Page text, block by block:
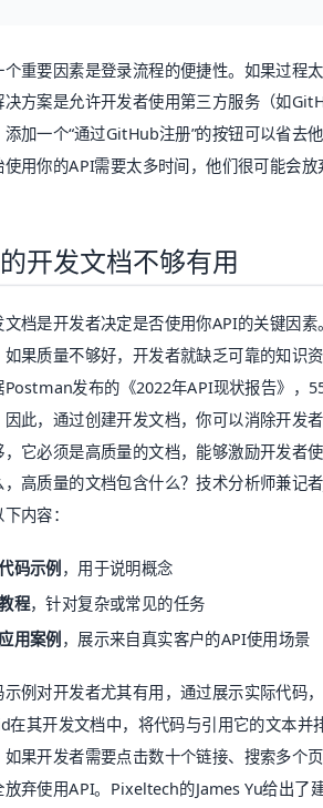
个重要因素是登录流程的便捷性。如果过程
决方案是允许开发者使用第三方服务（如
添加一个“通过GitHub注册”的按钮可以省去
使用你的API需要太多时间，他们很可能会
开发文档不够有用
文档是开发者决定是否使用你API的关键因
如果质量不够好，开发者就缺乏可靠的知识
Postman发布的《2022年API现状报告》，
因此，通过创建开发文档，你可以消除开发
，它必须是高质量的文档，能够激励开发者
，高质量的文档包含什么？技术分析师兼记
内容：
码示例 ，用于说明概念
程，针对复杂或常见的任务
应用案例 ，展示来自真实客户的API使用场景
示例对开发者尤其有用，通过展示实际代码
在其开发文档中，将代码与引用它的文本并
如果开发者需要点击数十个链接、搜索多个
放弃使用API。Pixeltech的James Yu给出了